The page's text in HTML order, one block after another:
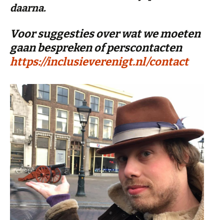
daarna.
Voor suggesties over wat we moeten
gaan bespreken of perscontacten
https://inclusieverenigt.nl/contact